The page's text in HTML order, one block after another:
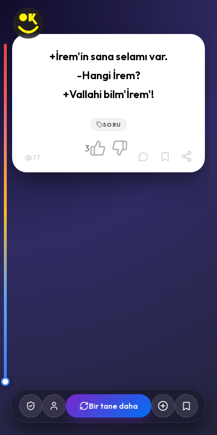
+İrem'in sana selamı var.
-Hangi İrem?
+Vallahi bilm'İrem'!
SORU
77
3
Bir tane daha